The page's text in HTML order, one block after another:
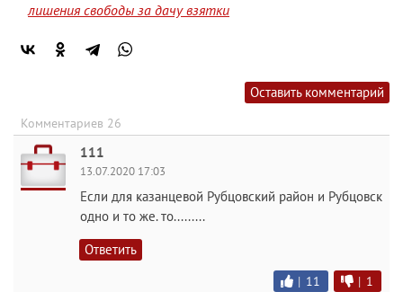
лишения свободы за дачу взятки
Оставить комментарий
Комментариев 26
111
13.07.2020 17:03
Если для казанцевой Рубцовский район и Рубцовск
одно и то же. то.........
Ответить
| 11 | 1